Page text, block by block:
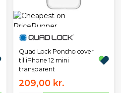
Quad Lock Poncho cover
til iPhone 12 mini
transparent
209,00 kr.